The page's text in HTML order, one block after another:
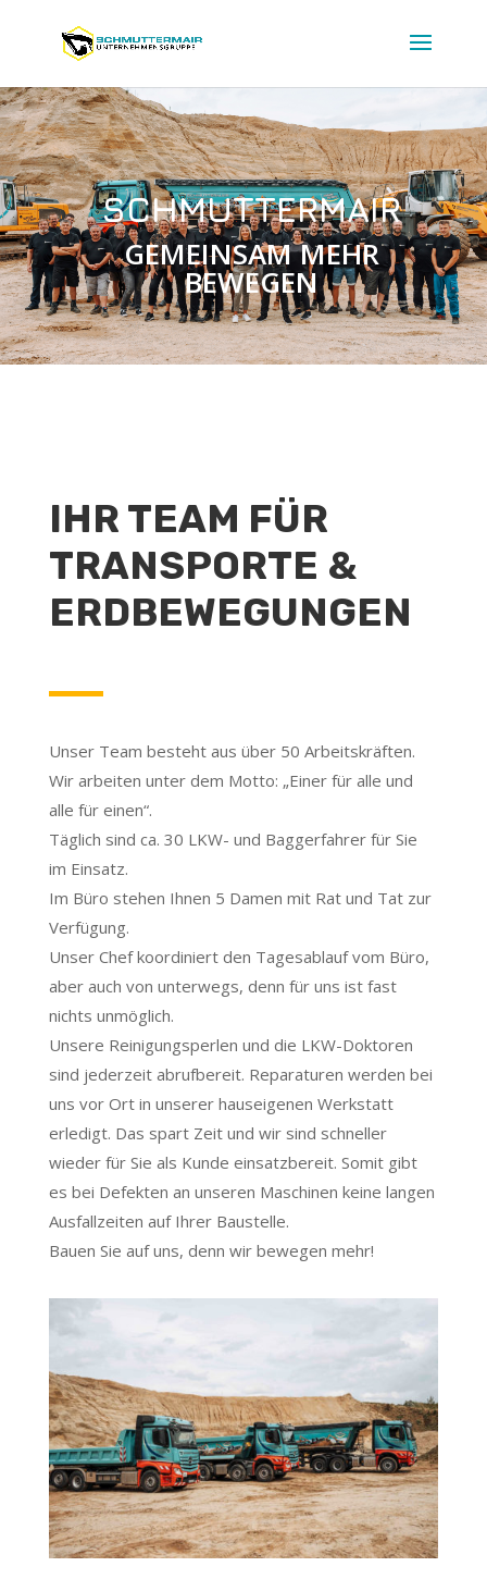
SCHMUTTERMAIR
GEMEINSAM MEHR
BEWEGEN
IHR TEAM FÜR
TRANSPORTE &
ERDBEWEGUNGEN
Unser Team besteht aus über 50 Arbeitskräften.
Wir arbeiten unter dem Motto: „Einer für alle und
alle für einen“.
Täglich sind ca. 30 LKW- und Baggerfahrer für Sie
im Einsatz.
Im Büro stehen Ihnen 5 Damen mit Rat und Tat zur
Verfügung.
Unser Chef koordiniert den Tagesablauf vom Büro,
aber auch von unterwegs, denn für uns ist fast
nichts unmöglich.
Unsere Reinigungsperlen und die LKW-Doktoren
sind jederzeit abrufbereit. Reparaturen werden bei
uns vor Ort in unserer hauseigenen Werkstatt
erledigt. Das spart Zeit und wir sind schneller
wieder für Sie als Kunde einsatzbereit. Somit gibt
es bei Defekten an unseren Maschinen keine langen
Ausfallzeiten auf Ihrer Baustelle.
Bauen Sie auf uns, denn wir bewegen mehr!